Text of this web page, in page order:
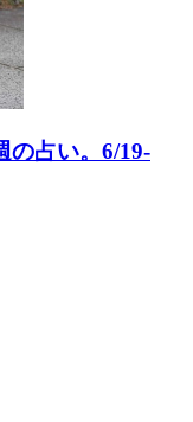
の占い。6/19-